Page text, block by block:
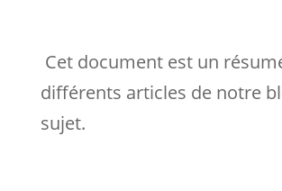
Cet document est un
différents articles de notre
sujet.